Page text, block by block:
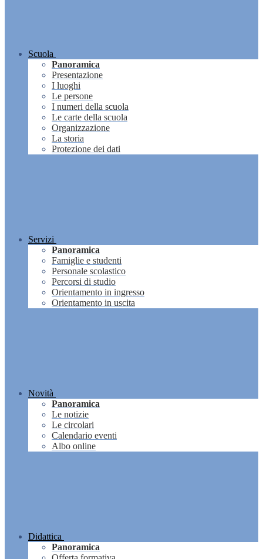
Scuola
Panoramica
Presentazione
I luoghi
Le persone
I numeri della scuola
Le carte della scuola
Organizzazione
La storia
Protezione dei dati
Servizi
Panoramica
Famiglie e studenti
Personale scolastico
Percorsi di studio
Orientamento in ingresso
Orientamento in uscita
Novità
Panoramica
Le notizie
Le circolari
Calendario eventi
Albo online
Didattica
Panoramica